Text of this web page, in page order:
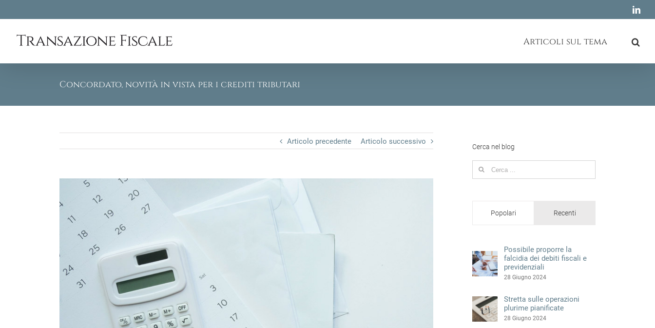
to
Articoli sul tema
Concordato, novità in vista per i crediti tributari
Articolo precedente Articolo successivo
Image
Cerca nel blog
Search
for:
Popolari Recenti
Possibile proporre la
falcidia dei debiti fiscali e
previdenziali
28 Giugno 2024
Stretta sulle operazioni
plurime pianificate
28 Giugno 2024